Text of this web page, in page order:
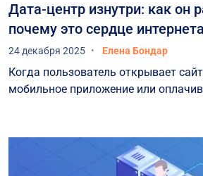
Дата-центр изнутри: как он
почему это сердце интернета
24 декабря 2025 Елена Бондар
Когда пользователь открывает
мобильное приложение или